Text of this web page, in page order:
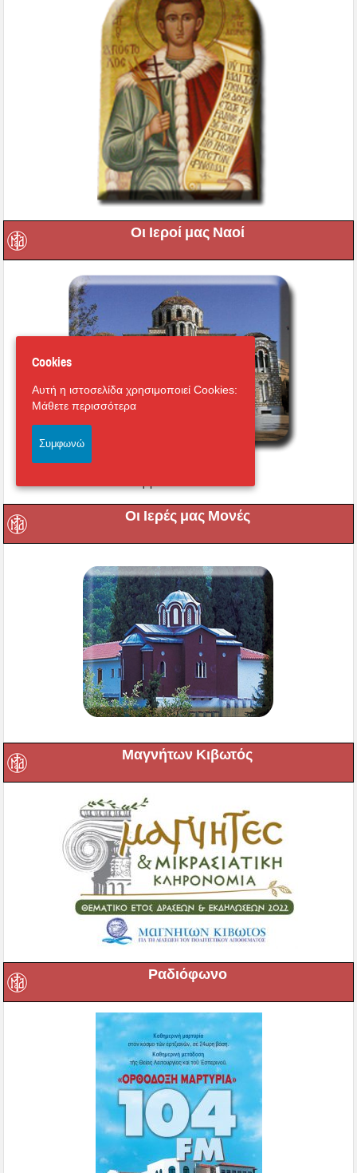
Οι Ιεροί μας Ναοί
Οι Ιερές μας Μονές
Μαγνήτων Κιβωτός
Ραδιόφωνο
Cookies
Αυτή η ιστοσελίδα χρησιμοποιεί Cookies:
Μάθετε περισσότερα
Συμφωνώ